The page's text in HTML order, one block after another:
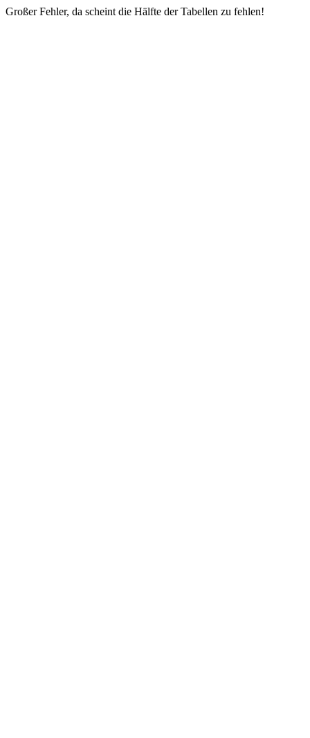
Großer Fehler, da scheint die Hälfte der Tabellen zu fehlen!